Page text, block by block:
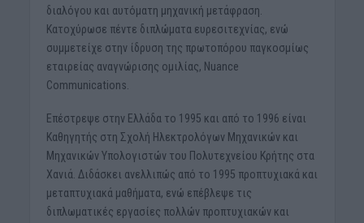
διαλόγου και αυτόματη μηχανική μετάφραση.
Κατοχύρωσε πέντε διπλώματα ευρεσιτεχνίας, ενώ
συμμετείχε στην ίδρυση της πρωτοπόρου παγκοσμίως
εταιρείας αναγνώρισης ομιλίας, Nuance
Communications.
Επέστρεψε στην Ελλάδα το 1995 και από το 1996 είναι
Καθηγητής στη Σχολή Ηλεκτρολόγων Μηχανικών και
Μηχανικών Υπολογιστών του Πολυτεχνείου Κρήτης στα
Χανιά. Διδάσκει ανελλιπώς από το 1995 προπτυχιακά και
μεταπτυχιακά μαθήματα, ενώ επέβλεψε τις
διπλωματικές εργασίες πολλών προπτυχιακών και